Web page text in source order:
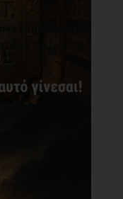
το μέλλον σου.
το μέλλον